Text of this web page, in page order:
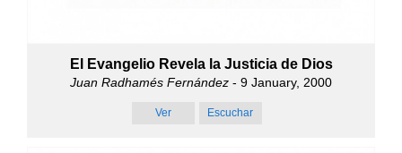
El Evangelio Revela la Justicia de Dios
Juan Radhamés Fernández - 9 January, 2000
Ver Escuchar